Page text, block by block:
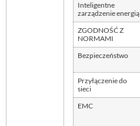
Inteligentne
zarządzenie energią
ZGODNOŚĆ Z
NORMAMI
Bezpieczeństwo
Przyłączenie do
sieci
EMC